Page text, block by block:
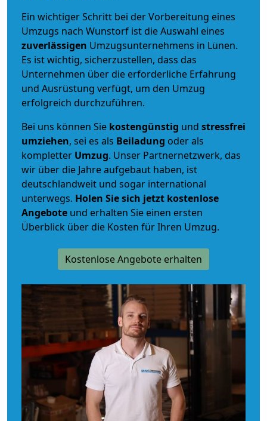
Ein wichtiger Schritt bei der Vorbereitung eines
Umzugs nach Wunstorf ist die Auswahl eines
zuverlässigen Umzugsunternehmens in Lünen.
Es ist wichtig, sicherzustellen, dass das
Unternehmen über die erforderliche Erfahrung
und Ausrüstung verfügt, um den Umzug
erfolgreich durchzuführen.
Bei uns können Sie kostengünstig und stressfrei
umziehen, sei es als Beiladung oder als
kompletter Umzug. Unser Partnernetzwerk, das
wir über die Jahre aufgebaut haben, ist
deutschlandweit und sogar international
unterwegs. Holen Sie sich jetzt kostenlose
Angebote und erhalten Sie einen ersten
Überblick über die Kosten für Ihren Umzug.
Kostenlose Angebote erhalten